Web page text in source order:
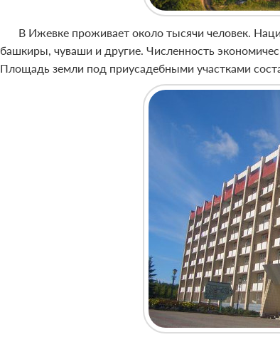
В Ижевке проживает около тысячи человек.
башкиры, чуваши и другие. Численность
Площадь земли под приусадебными участками